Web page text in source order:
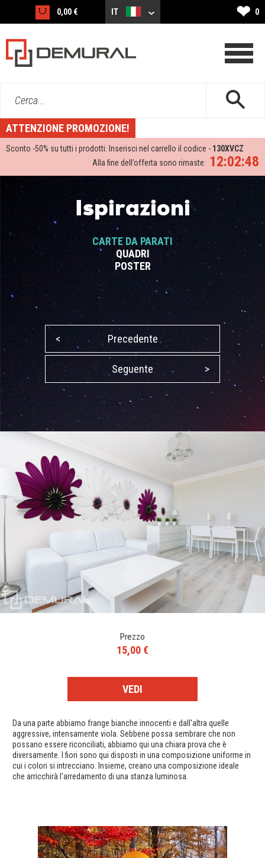
0,00 € IT ❤ 0
Cerca...
ATTENZIONE PROMOZIONE!
Sconto -50% su tutti i prodotti. Inserisci nel carrello il codice - 130XVCZ
12:02:47
Alla fine dell’offerta sono rimaste:
Ispirazioni
CARTE DA PARATI
QUADRI
POSTER
< Precedente
Seguente >
Prezzo
15,00 €
VEDI
Da una parte abbiamo frange bianche innocenti e dall'altra quelle
aggressive, intensamente viola. Sebbene possa sembrare che non
possano essere riconciliati, abbiamo qui una chiara prova che è
diversamente. I fiori sono qui disposti in una composizione uniforme in
cui i colori si intrecciano. Insieme, creano una composizione ideale
che arricchirà l'arredamento di una stanza luminosa.